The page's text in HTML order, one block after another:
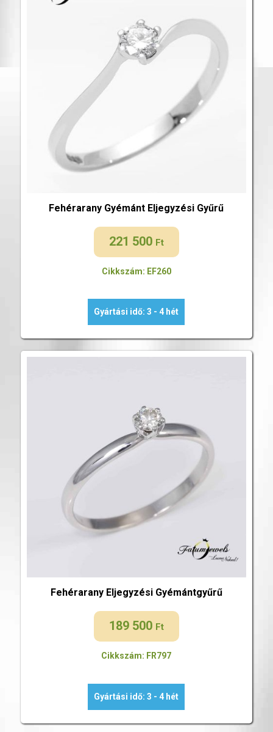
Fehérarany Gyémánt Eljegyzési Gyűrű
221 500 Ft
Cikkszám: EF260
Gyártási idő: 3 - 4 hét
Fehérarany Eljegyzési Gyémántgyűrű
189 500 Ft
Cikkszám: FR797
Gyártási idő: 3 - 4 hét